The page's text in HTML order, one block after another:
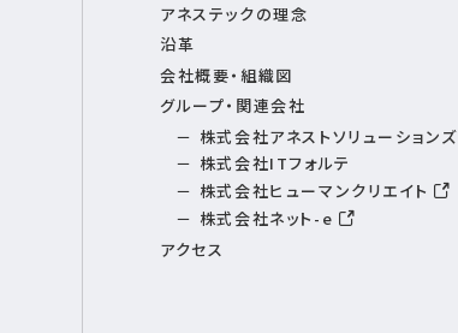
アネステックの理念
沿革
会社概要・組織図
グループ・関連会社
株式会社アネストソリューションズ
株式会社ITフォルテ
株式会社ヒューマンクリエイト
株式会社ネット-e
アクセス